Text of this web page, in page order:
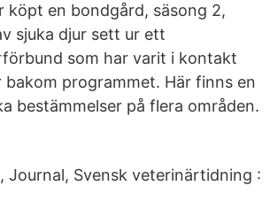
köpt en bondgård, säsong 2,
sjuka djur sett ur ett
som har varit i kontakt
programmet. Här finns en
bestämmelser på flera områden.
Journal, Svensk veterinärtidning :